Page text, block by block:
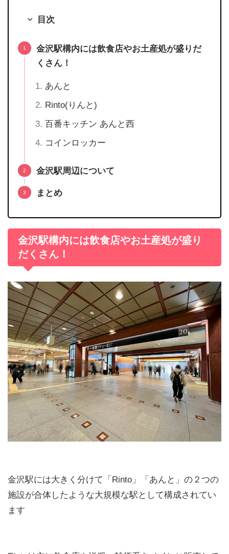
目次
金沢駅構内には飲食店やお土産処が盛りだ
くさん！
あんと
Rinto(りんと)
百番キッチン あんと西
コインロッカー
金沢駅周辺について
まとめ
金沢駅構内には飲食店やお土産処が盛り
だくさん！
金沢駅には大きく分けて「Rinto」「あんと」の２つの
施設が合体したような大規模な駅として構成されてい
ます